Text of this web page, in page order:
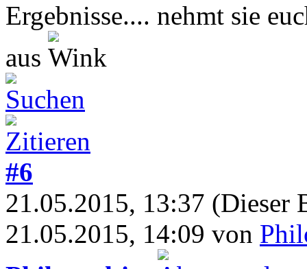
Ergebnisse.... nehmt sie
aus
#6
21.05.2015, 13:37 (Dieser
21.05.2015, 14:09 von